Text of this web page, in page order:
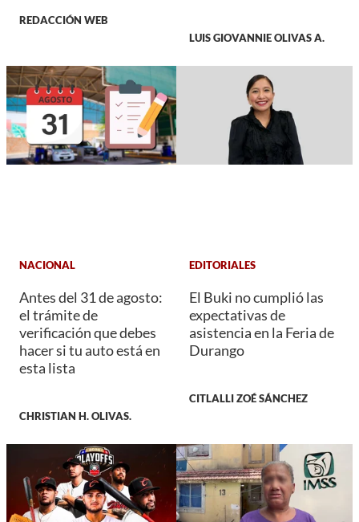
REDACCIÓN WEB
LUIS GIOVANNIE OLIVAS A.
NACIONAL
Antes del 31 de agosto:
el trámite de
verificación que debes
hacer si tu auto está en
esta lista
CHRISTIAN H. OLIVAS.
EDITORIALES
El Buki no cumplió las
expectativas de
asistencia en la Feria de
Durango
CITLALLI ZOÉ SÁNCHEZ